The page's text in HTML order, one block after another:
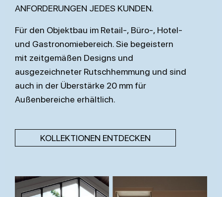
ANFORDERUNGEN JEDES KUNDEN.
Für den Objektbau im Retail-, Büro-, Hotel-
und Gastronomiebereich. Sie begeistern
mit zeitgemäßen Designs und
ausgezeichneter Rutschhemmung und sind
auch in der Überstärke 20 mm für
Außenbereiche erhältlich.
KOLLEKTIONEN ENTDECKEN